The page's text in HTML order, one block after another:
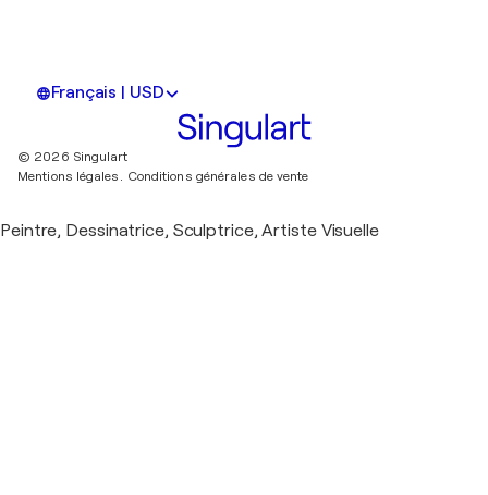
Français | USD
© 2026 Singulart
Mentions légales. Conditions générales de vente
Peintre, Dessinatrice, Sculptrice, Artiste Visuelle